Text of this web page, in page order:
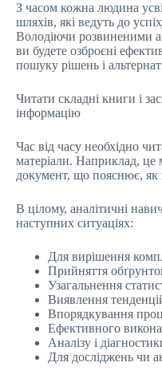
З часом кожна людина
шляхів, які ведуть до
Володіючи розвиненими
ви будете озброєні
пошуку рішень і
Читати складні книги і
інформацію
Час від часу необхідно
матеріали. Наприклад, це
документ, що пояснює, як
В цілому, аналітичні
наступних ситуаціях:
Для вирішення
Прийняття
Узагальнення
Виявлення
Впорядкування
Ефективного
Аналізу і
Для досліджень чи